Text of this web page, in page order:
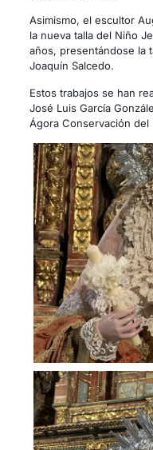
Asimismo, el escultor
la nueva talla del Niño
años, presentándose la
Joaquín Salcedo.
Estos trabajos se han
José Luis García
Ágora Conservación del